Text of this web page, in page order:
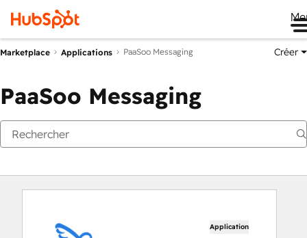
Marketplace Applications PaaSoo Messaging Créer
PaaSoo Messaging
Application